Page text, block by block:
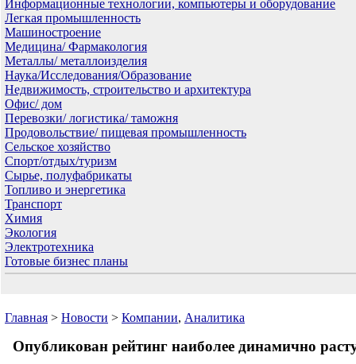
Информационные технологии, компьютеры и оборудование
Легкая промышленность
Машиностроение
Медицина/ Фармакология
Металлы/ металлоизделия
Наука/Исследования/Образование
Недвижимость, строительство и архитектура
Офис/ дом
Перевозки/ логистика/ таможня
Продовольствие/ пищевая промышленность
Сельское хозяйство
Спорт/отдых/туризм
Сырье, полуфабрикаты
Топливо и энергетика
Транспорт
Химия
Экология
Электротехника
Готовые бизнес планы
Главная > Новости > Компании, Аналитика
Опубликован рейтинг наиболее динамично